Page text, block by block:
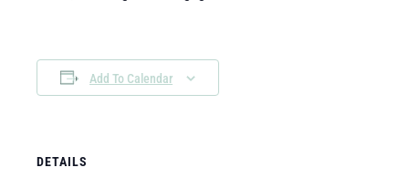
Add To Calendar
DETAILS